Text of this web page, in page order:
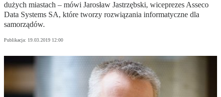
dużych miastach – mówi Jarosław Jastrzębski, wiceprezes Asseco
Data Systems SA, które tworzy rozwiązania informatyczne dla
samorządów.
Publikacja: 19.03.2019 12:00